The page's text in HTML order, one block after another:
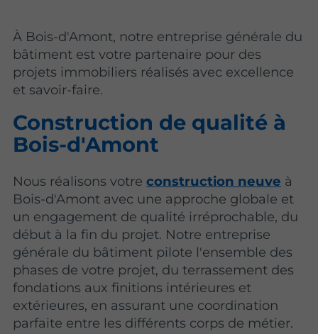
À Bois-d'Amont, notre entreprise générale du
bâtiment est votre partenaire pour des
projets immobiliers réalisés avec excellence
et savoir-faire.
Construction de qualité à
Bois-d'Amont
Nous réalisons votreconstruction neuve à
Bois-d'Amont avec une approche globale et
un engagement de qualité irréprochable, du
début à la fin du projet. Notre entreprise
générale du bâtiment pilote l'ensemble des
phases de votre projet, du terrassement des
fondations aux finitions intérieures et
extérieures, en assurant une coordination
parfaite entre les différents corps de métier.